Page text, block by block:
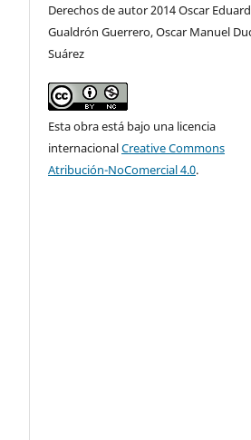
Derechos de autor 2014 Oscar
Gualdrón Guerrero, Oscar Manuel
Suárez
Esta obra está bajo una licencia
internacionalCreative Commons
Atribución-NoComercial 4.0.